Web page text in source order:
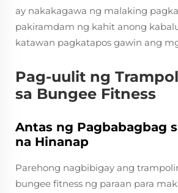
ay nakakagawa ng malaking
pakiramdam ng kahit anong
katawan pagkatapos gawin ang
Pag-uulit ng
sa Bungee Fitness
Antas ng Pagbabagbag
na Hinanap
Parehong nagbibigay ang
bungee fitness ng paraan para